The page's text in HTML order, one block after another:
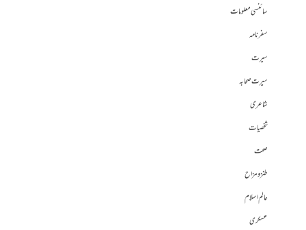
سائنسی معلومات
سفرنامہ
سیرت
سیرت صحابہ
شاعری
شخصیات
صحت
طنز و مزاح
عالم اسلام
عسکری